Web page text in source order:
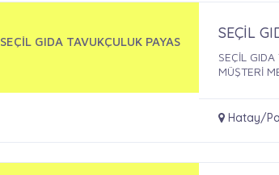
SEÇİL GIDA TAVUKÇULUK PAYAS SEÇİL
SEÇİL
MÜŞTERİ
Hatay/